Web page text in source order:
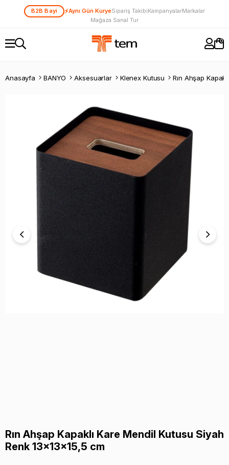
B2B Bayi ⚡Aynı Gün KuryeSipariş TakibiKampanyalarMarkalar
Mağaza Sanal Tur
0
Anasayfa BANYO Aksesuarlar Klenex Kutusu
Rın Ahşap Kapaklı Kare Mendil Kutusu Siyah
Renk 13x13x15,5 cm